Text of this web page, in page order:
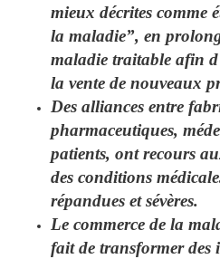
mieux décrites comme
la maladie”, en
maladie traitable afin
la vente de nouveaux
Des alliances entre
pharmaceutiques,
patients, ont recours
des conditions
répandues et sévères.
Le commerce de la
fait de transformer des